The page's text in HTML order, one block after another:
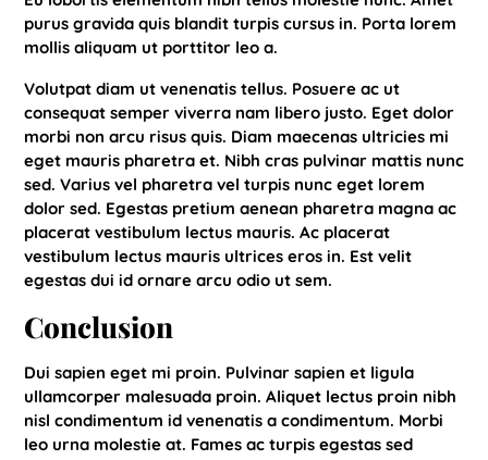
purus gravida quis blandit turpis cursus in. Porta lorem
mollis aliquam ut porttitor leo a.
Volutpat diam ut venenatis tellus. Posuere ac ut
consequat semper viverra nam libero justo. Eget dolor
morbi non arcu risus quis. Diam maecenas ultricies mi
eget mauris pharetra et. Nibh cras pulvinar mattis nunc
sed. Varius vel pharetra vel turpis nunc eget lorem
dolor sed. Egestas pretium aenean pharetra magna ac
placerat vestibulum lectus mauris. Ac placerat
vestibulum lectus mauris ultrices eros in. Est velit
egestas dui id ornare arcu odio ut sem.
Conclusion
Dui sapien eget mi proin. Pulvinar sapien et ligula
ullamcorper malesuada proin. Aliquet lectus proin nibh
nisl condimentum id venenatis a condimentum. Morbi
leo urna molestie at. Fames ac turpis egestas sed